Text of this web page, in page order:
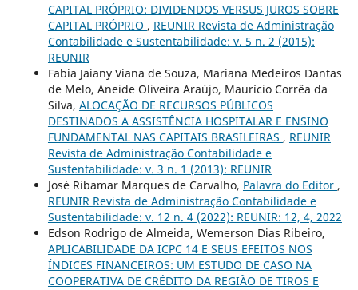
CAPITAL PRÓPRIO: DIVIDENDOS VERSUS JUROS SOBRE
CAPITAL PRÓPRIO , REUNIR Revista de Administração
Contabilidade e Sustentabilidade: v. 5 n. 2 (2015):
REUNIR
Fabia Jaiany Viana de Souza, Mariana Medeiros Dantas
de Melo, Aneide Oliveira Araújo, Maurício Corrêa da
Silva, ALOCAÇÃO DE RECURSOS PÚBLICOS
DESTINADOS A ASSISTÊNCIA HOSPITALAR E ENSINO
FUNDAMENTAL NAS CAPITAIS BRASILEIRAS , REUNIR
Revista de Administração Contabilidade e
Sustentabilidade: v. 3 n. 1 (2013): REUNIR
José Ribamar Marques de Carvalho, Palavra do Editor ,
REUNIR Revista de Administração Contabilidade e
Sustentabilidade: v. 12 n. 4 (2022): REUNIR: 12, 4, 2022
Edson Rodrigo de Almeida, Wemerson Dias Ribeiro,
APLICABILIDADE DA ICPC 14 E SEUS EFEITOS NOS
ÍNDICES FINANCEIROS: UM ESTUDO DE CASO NA
COOPERATIVA DE CRÉDITO DA REGIÃO DE TIROS E